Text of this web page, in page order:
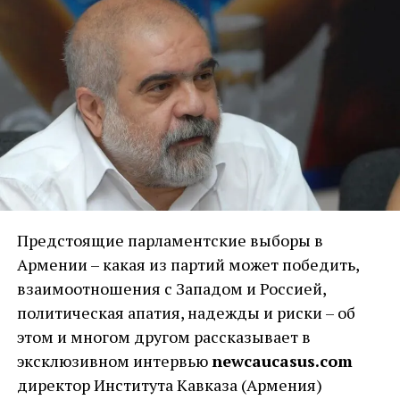
Предстоящие парламентские выборы в
Армении – какая из партий может победить,
взаимоотношения с Западом и Россией,
политическая апатия, надежды и риски – об
этом и многом другом рассказывает в
эксклюзивном интервьюnewcaucasus.com
директор Института Кавказа (Армения)